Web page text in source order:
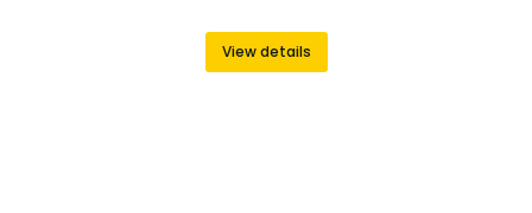
View details